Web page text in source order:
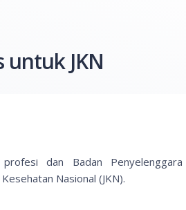
untuk JKN
dan Badan Penyelenggara
Nasional (JKN).